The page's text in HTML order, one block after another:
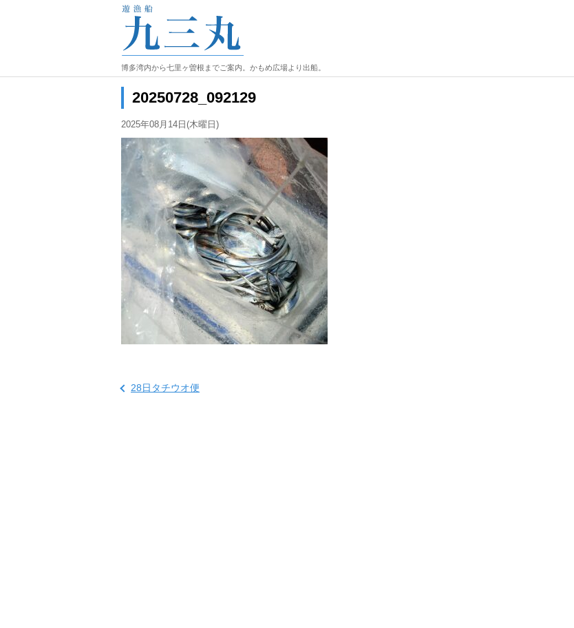
博多湾内から七里ヶ曽根までご案内。かもめ広場より出船。
20250728_092129
2025年08月14日(木曜日)
28日タチウオ便